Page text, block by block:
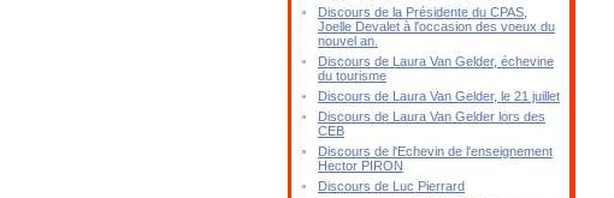
Discours de la Présidente du CPAS,
Joelle Devalet à l'occasion des voeux du
nouvel an.
Discours de Laura Van Gelder, échevine
du tourisme
Discours de Laura Van Gelder, le 21 juillet
Discours de Laura Van Gelder lors des
CEB
Discours de l'Echevin de l'enseignement
Hector PIRON
Discours de Luc Pierrard